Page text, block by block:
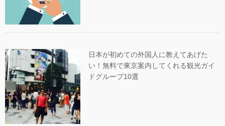
日本が初めての外国人に教えてあげた
い！無料で東京案内してくれる観光ガイ
ドグループ10選